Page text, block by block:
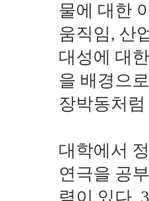
물에 대한
움직임, 산
대성에 대
을 배경으
장박동처
대학에서
연극을 공
력이 있다.